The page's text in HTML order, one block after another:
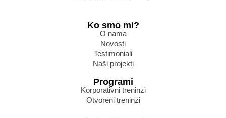
Ko smo mi?
O nama
Novosti
Testimoniali
Naši projekti
Programi
Korporativni treninzi
Otvoreni treninzi